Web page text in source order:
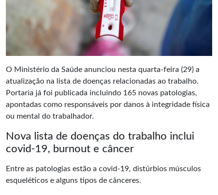
O Ministério da Saúde anunciou nesta quarta-feira (29) a
atualização na lista de doenças relacionadas ao trabalho.
Portaria já foi publicada incluindo 165 novas patologias,
apontadas como responsáveis por danos à integridade física
ou mental do trabalhador.
Nova lista de doenças do trabalho inclui
covid-19, burnout e câncer
Entre as patologias estão a covid-19, distúrbios músculos
esqueléticos e alguns tipos de cânceres.